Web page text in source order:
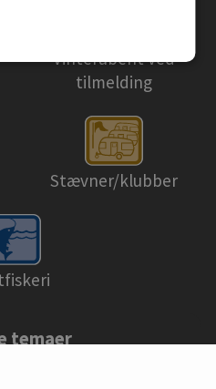
Vinteråbent ved
tilmelding
Stævner/klubber
temaer